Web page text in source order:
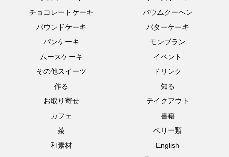
チョコレートケーキ
バウムクーヘン
パウンドケーキ
バターケーキ
パンケーキ
モンブラン
ムースケーキ
イベント
その他スイーツ
ドリンク
作る
知る
お取り寄せ
テイクアウト
カフェ
書籍
茶
ベリー類
和素材
English